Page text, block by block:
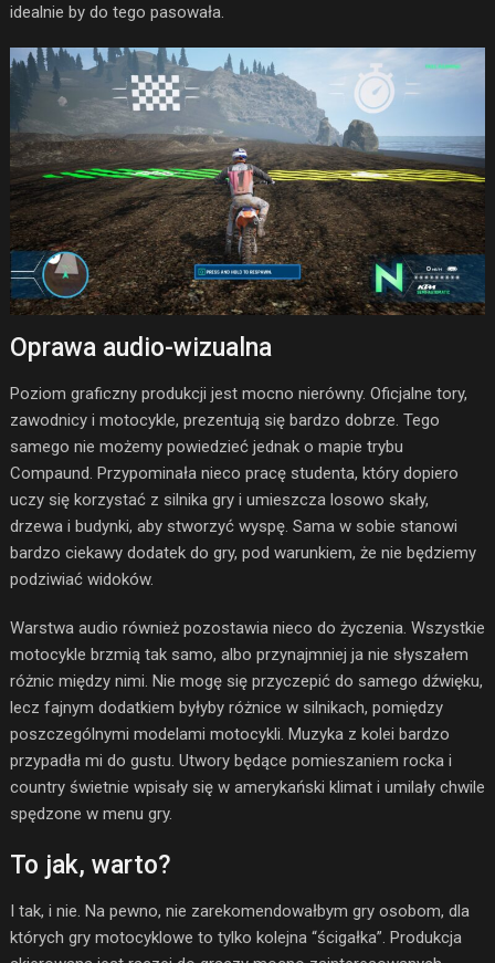
idealnie by do tego pasowała.
Oprawa audio-wizualna
Poziom graficzny produkcji jest mocno nierówny. Oficjalne tory,
zawodnicy i motocykle, prezentują się bardzo dobrze. Tego
samego nie możemy powiedzieć jednak o mapie trybu
Compaund. Przypominała nieco pracę studenta, który dopiero
uczy się korzystać z silnika gry i umieszcza losowo skały,
drzewa i budynki, aby stworzyć wyspę. Sama w sobie stanowi
bardzo ciekawy dodatek do gry, pod warunkiem, że nie będziemy
podziwiać widoków.
Warstwa audio również pozostawia nieco do życzenia. Wszystkie
motocykle brzmią tak samo, albo przynajmniej ja nie słyszałem
różnic między nimi. Nie mogę się przyczepić do samego dźwięku,
lecz fajnym dodatkiem byłyby różnice w silnikach, pomiędzy
poszczególnymi modelami motocykli. Muzyka z kolei bardzo
przypadła mi do gustu. Utwory będące pomieszaniem rocka i
country świetnie wpisały się w amerykański klimat i umilały chwile
spędzone w menu gry.
To jak, warto?
I tak, i nie. Na pewno, nie zarekomendowałbym gry osobom, dla
których gry motocyklowe to tylko kolejna “ścigałka”. Produkcja